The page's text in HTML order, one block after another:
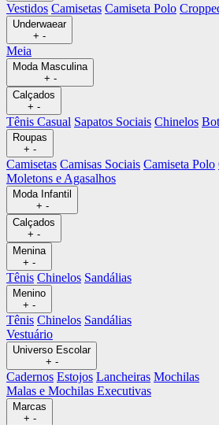
Vestidos Camisetas Camiseta Polo
Underwaear
+ -
Meia
Moda Masculina
+ -
Calçados
+ -
Tênis Casual Sapatos Sociais Chinelos
Roupas
+ -
Camisetas Camisas Sociais Camiseta Polo
Moletons e Agasalhos
Moda Infantil
+ -
Calçados
+ -
Menina
+ -
Tênis Chinelos Sandálias
Menino
+ -
Tênis Chinelos Sandálias
Vestuário
Universo Escolar
+ -
Cadernos Estojos Lancheiras Mochilas
Malas e Mochilas Executivas
Marcas
+ -